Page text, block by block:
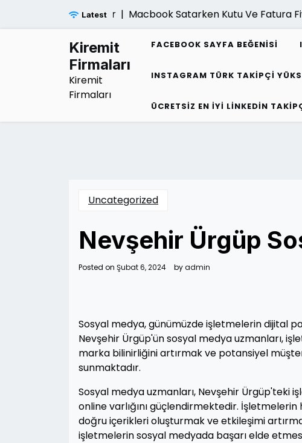
LatestMacbook Satarken Kutu Ve Fatura
Kiremit
Firmaları
Kiremit
Firmaları
FACEBOOK SAYFA BEĞENISI
INSTAGRAM TÜRK TAKIPÇI
ÜCRETSIZ EN İYI LINKEDIN
Uncategorized
Nevşehir Ürgüp
Posted on Şubat 6, 2024 byadmin
Sosyal medya, günümüzde işletmelerin dijital
Nevşehir Ürgüp'ün sosyal medya uzmanları,
marka bilinirliğini artırmak ve potansiyel
sunmaktadır.
Sosyal medya uzmanları, Nevşehir Ürgüp'teki
online varlığını güçlendirmektedir.
doğru içerikleri oluşturmak ve etkileşimi
işletmelerin sosyal medyada başarı elde